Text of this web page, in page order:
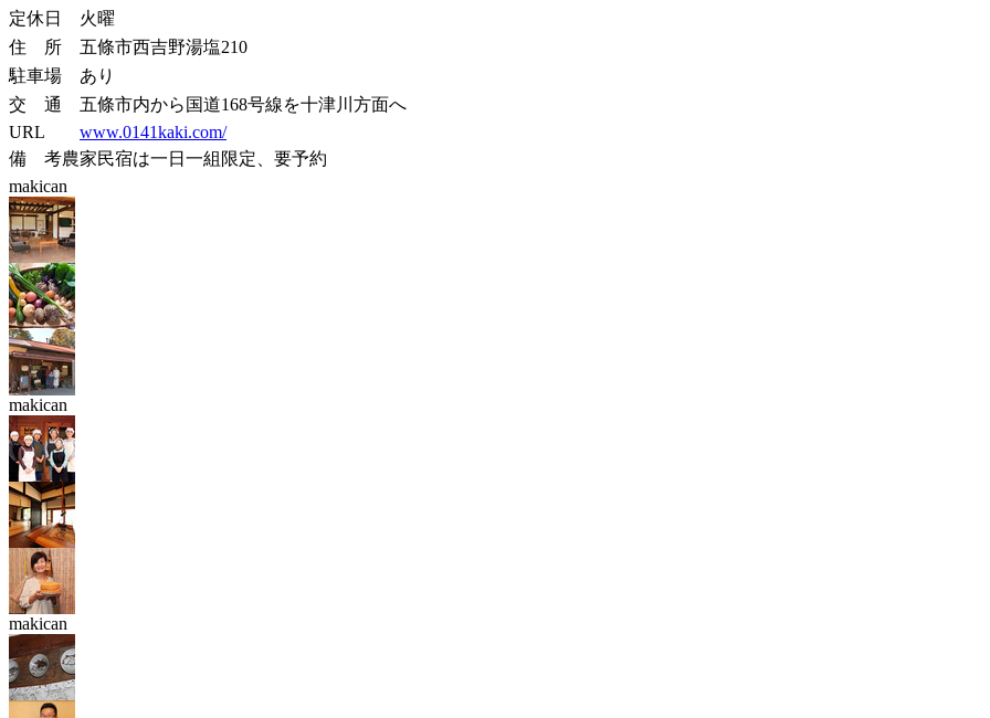
定休日
火曜
住 所
五條市西吉野湯塩210
駐車場
あり
交 通
五條市内から国道168号線を十津川方面へ
URL
www.0141kaki.com/
備 考農家民宿は一日一組限定、要予約
makican
makican
makican